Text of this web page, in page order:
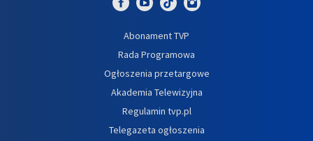
Abonament TVP
Rada Programowa
Ogłoszenia przetargowe
Akademia Telewizyjna
Regulamin tvp.pl
Telegazeta ogłoszenia